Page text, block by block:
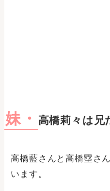
妹・ 高橋莉々は兄
高橋藍さんと高橋塁さ
います。